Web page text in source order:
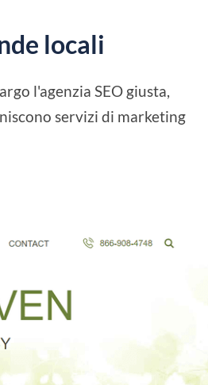
locali
l'agenzia SEO giusta,
servizi di marketing